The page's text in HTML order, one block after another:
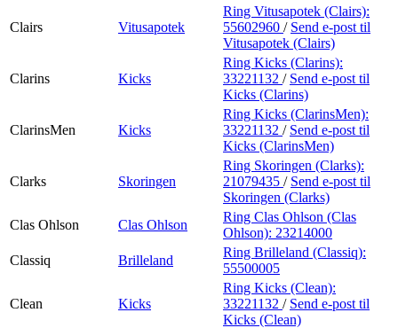
Clairs Vitusapotek
Ring Vitusapotek (Clairs):
55602960 / Send e-post til
Vitusapotek (Clairs)
Clarins Kicks
Ring Kicks (Clarins):
33221132 / Send e-post til
Kicks (Clarins)
ClarinsMen Kicks
Ring Kicks (ClarinsMen):
33221132 / Send e-post til
Kicks (ClarinsMen)
Clarks Skoringen
Ring Skoringen (Clarks):
21079435 / Send e-post til
Skoringen (Clarks)
Clas Ohlson
Clas Ohlson
Ring Clas Ohlson (Clas
Ohlson): 23214000
Classiq
Brilleland
Ring Brilleland (Classiq):
55500005
Clean Kicks
Ring Kicks (Clean):
33221132 / Send e-post til
Kicks (Clean)